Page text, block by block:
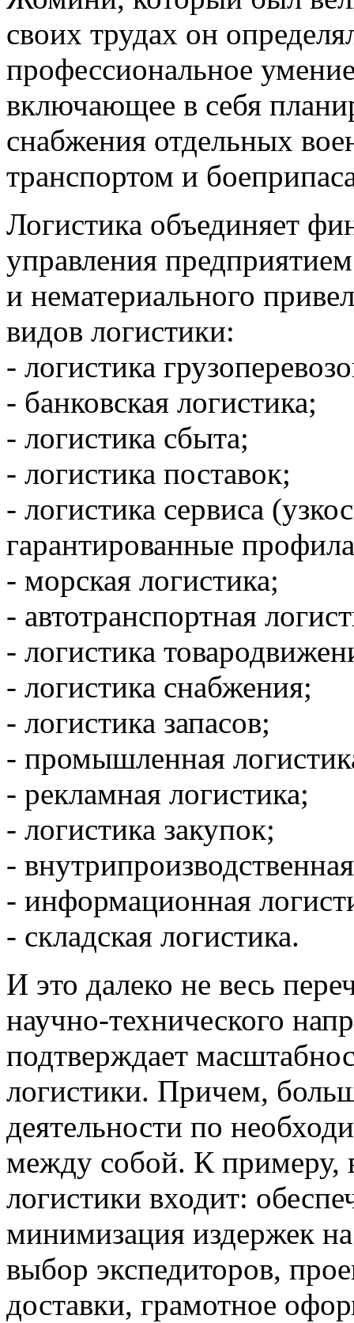
своих трудах он
профессиональное
включающее в себя
снабжения отдельных
транспортом и
Логистика объединяет
управления
и нематериального
видов логистики:
- логистика
- банковская логистика;
- логистика сбыта;
- логистика поставок;
- логистика сервиса
гарантированные
- морская логистика;
- автотранспортная
- логистика
- логистика снабжения;
- логистика запасов;
- промышленная
- рекламная логистика;
- логистика закупок;
-
- информационная
- складская логистика.
И это далеко не весь
научно-технического
подтверждает
логистики. Причем,
деятельности по
между собой. К примеру,
логистики входит:
минимизация издержек
выбор экспедиторов,
доставки, грамотное